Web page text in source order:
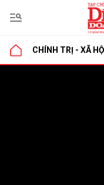
CHÍNH TRỊ - XÃ HỘI